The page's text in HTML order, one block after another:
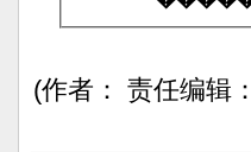
(作者： 责任编